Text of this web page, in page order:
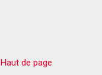
Haut de page